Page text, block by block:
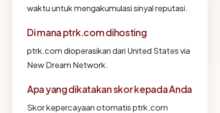
waktu untuk mengakumulasi sinyal reputasi.
Di mana ptrk.com dihosting
ptrk.com dioperasikan dari United States via
New Dream Network.
Apa yang dikatakan skor kepada Anda
Skor kepercayaan otomatis ptrk.com